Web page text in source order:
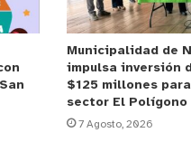
Municipalidad de
impulsa inversión
$125 millones
sector El Polígono
7 Agosto, 2026